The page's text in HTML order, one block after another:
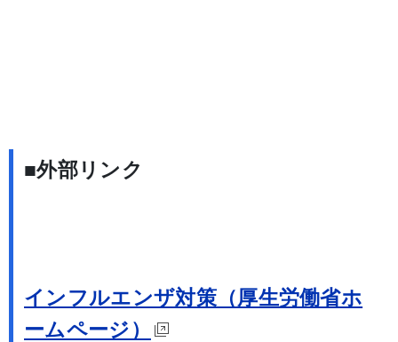
■外部リンク
インフルエンザ対策（厚生労働省ホ
ームページ）